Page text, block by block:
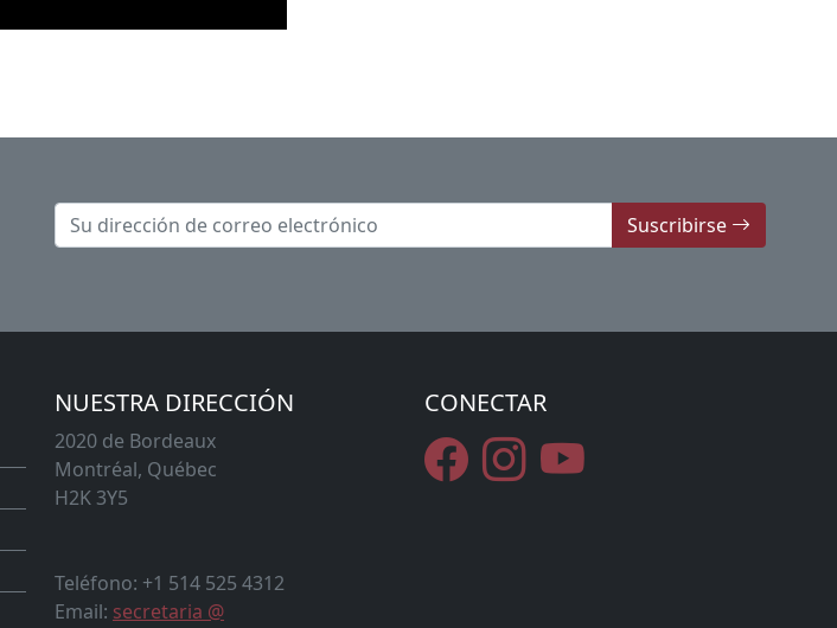
Suscribirse
NUESTRA DIRECCIÓN
2020 de Bordeaux
Montréal, Québec
H2K 3Y5
Teléfono: +1 514 525 4312
Email: secretaria @
CONECTAR